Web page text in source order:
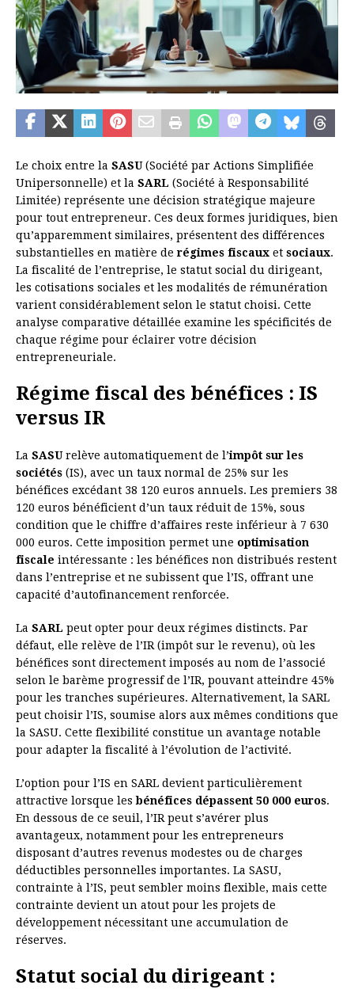
Le choix entre la SASU(Société par Actions Simplifiée
Unipersonnelle) et la SARL (Société à Responsabilité
Limitée) représente une décision stratégique majeure
pour tout entrepreneur. Ces deux formes juridiques, bien
qu’apparemment similaires, présentent des différences
substantielles en matière derégimes fiscaux et sociaux.
La fiscalité de l’entreprise, le statut social du dirigeant,
les cotisations sociales et les modalités de rémunération
varient considérablement selon le statut choisi. Cette
analyse comparative détaillée examine les spécificités de
chaque régime pour éclairer votre décision
entrepreneuriale.
Régime fiscal des bénéfices : IS
versus IR
La SASUrelève automatiquement de l’impôt sur les
sociétés (IS), avec un taux normal de 25% sur les
bénéfices excédant 38 120 euros annuels. Les premiers 38
120 euros bénéficient d’un taux réduit de 15%, sous
condition que le chiffre d’affaires reste inférieur à 7 630
000 euros. Cette imposition permet une optimisation
fiscale intéressante : les bénéfices non distribués restent
dans l’entreprise et ne subissent que l’IS, offrant une
capacité d’autofinancement renforcée.
La SARL peut opter pour deux régimes distincts. Par
défaut, elle relève de l’IR (impôt sur le revenu), où les
bénéfices sont directement imposés au nom de l’associé
selon le barème progressif de l’IR, pouvant atteindre 45%
pour les tranches supérieures. Alternativement, la SARL
peut choisir l’IS, soumise alors aux mêmes conditions que
la SASU. Cette flexibilité constitue un avantage notable
pour adapter la fiscalité à l’évolution de l’activité.
L’option pour l’IS en SARL devient particulièrement
attractive lorsque lesbénéfices dépassent 50 000 euros.
En dessous de ce seuil, l’IR peut s’avérer plus
avantageux, notamment pour les entrepreneurs
disposant d’autres revenus modestes ou de charges
déductibles personnelles importantes. La SASU,
contrainte à l’IS, peut sembler moins flexible, mais cette
contrainte devient un atout pour les projets de
développement nécessitant une accumulation de
réserves.
Statut social du dirigeant :